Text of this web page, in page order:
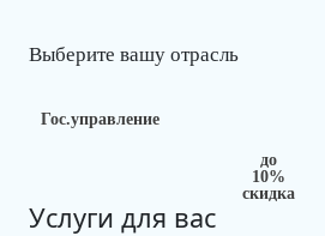
Гос.управление
Выберите вашу отрасль
до
10%
скидка
Услуги для вас